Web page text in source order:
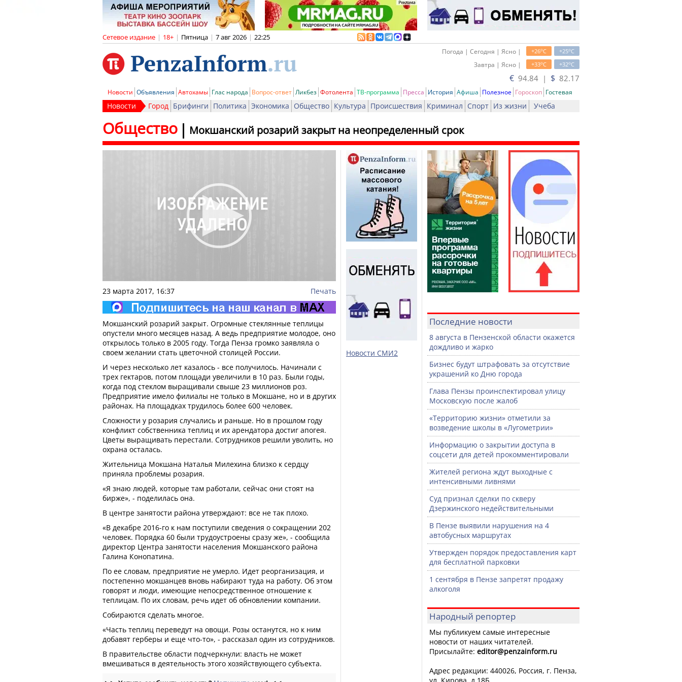
Сетевое издание | 18+ | Пятница | 7 авг 2026 | 22:25
+25oC
+26oC
Погода | Сегодня | Ясно |
+32oC
+33oC
Завтра | Ясно |
€ 94.84 | $ 82.17
Новости Объявления Автохамы Глас народа Вопрос-ответ Ликбез Фотолента ТВ-программа Пресса История Афиша Полезное Гороскоп Гостевая
Новости Город Брифинги Политика Экономика Общество Культура Происшествия Криминал Спорт Из жизни Учеба
Мокшанский розарий закрыт на неопределенный срок
Общество
23 марта 2017, 16:37 Печать
Мокшанский розарий закрыт. Огромные стеклянные теплицы
опустели много месяцев назад. А ведь предприятие молодое, оно
открылось только в 2005 году. Тогда Пенза громко заявляла о
своем желании стать цветочной столицей России.
И через несколько лет казалось - все получилось. Начинали с
трех гектаров, потом площади увеличили в 10 раз. Были годы,
когда под стеклом выращивали свыше 23 миллионов роз.
Предприятие имело филиалы не только в Мокшане, но и в других
районах. На площадках трудилось более 600 человек.
Сложности у розария случались и раньше. Но в прошлом году
конфликт собственника теплиц и их арендатора достиг апогея.
Цветы выращивать перестали. Сотрудников решили уволить, но
охрана осталась.
Жительница Мокшана Наталья Милехина близко к сердцу
приняла проблемы розария.
«Я знаю людей, которые там работали, сейчас они стоят на
бирже», - поделилась она.
В центре занятости района утверждают: все не так плохо.
«В декабре 2016-го к нам поступили сведения о сокращении 202
человек. Порядка 60 были трудоустроены сразу же», - сообщила
директор Центра занятости населения Мокшанского района
Галина Конопатина.
По ее словам, предприятие не умерло. Идет реорганизация, и
постепенно мокшанцев вновь набирают туда на работу. Об этом
говорят и люди, имеющие непосредственное отношение к
теплицам. По их словам, речь идет об обновлении компании.
Собираются сделать многое.
«Часть теплиц переведут на овощи. Розы останутся, но к ним
добавят герберы и еще что-то», - рассказал один из сотрудников.
В правительстве области подчеркнули: власть не может
вмешиваться в деятельность этого хозяйствующего субъекта.
Новости СМИ2
Последние новости
8 августа в Пензенской области окажется
дождливо и жарко
Бизнес будут штрафовать за отсутствие
украшений ко Дню города
Глава Пензы проинспектировал улицу
Московскую после жалоб
«Территорию жизни» отметили за
возведение школы в «Лугометрии»
Информацию о закрытии доступа в
соцсети для детей прокомментировали
Жителей региона ждут выходные с
интенсивными ливнями
Суд признал сделки по скверу
Дзержинского недействительными
В Пензе выявили нарушения на 4
автобусных маршрутах
Утвержден порядок предоставления карт
для бесплатной парковки
1 сентября в Пензе запретят продажу
алкоголя
Народный репортер
Мы публикуем самые интересные
новости от наших читателей.
Присылайте: editor@penzainform.ru
Адрес редакции: 440026, Россия, г. Пенза,